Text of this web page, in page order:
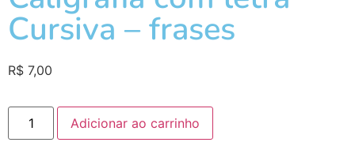
Cursiva – frases
R$ 7,00
Adicionar ao carrinho